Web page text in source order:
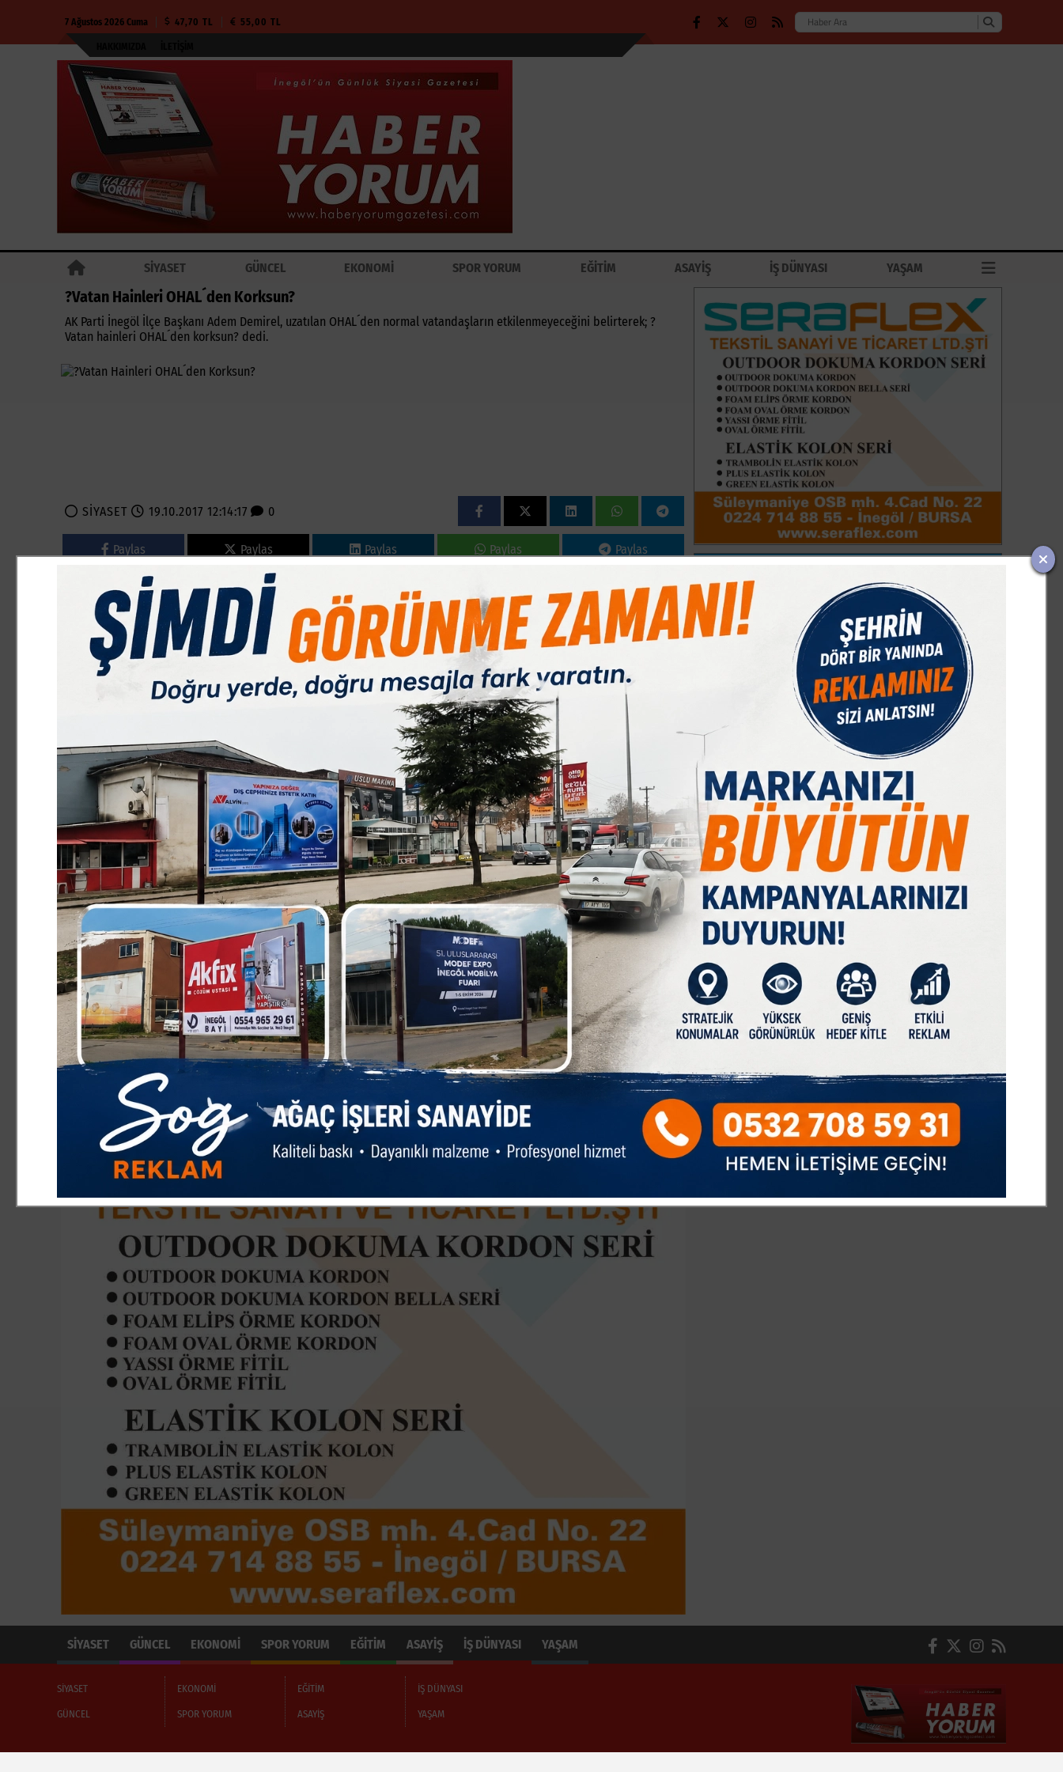
7 Ağustos 2026 Cuma 47,70 TL 55,00 TL
SİYASET GÜNCEL EKONOMİ SPOR YORUM EĞİTİM ASAYİŞ İŞ DÜNYASI YAŞAM
?Vatan Hainleri OHAL´den Korksun?
AK Parti İnegöl İlçe Başkanı Adem Demirel, uzatılan OHAL´den normal vatandaşların etkilenmeyeceğini belirterek; ?
Vatan hainleri OHAL´den korksun? dedi.
SİYASET 19.10.2017 12:14:17 0
Paylas Paylas Paylas Paylas Paylas
AK Parti İnegöl İlçe Başkanı Adem Demirel, 15 Temmuz Hain Darbe girişiminin ardından ilan edilen OHAL´in TBMM kararı ile 3
ay daha uzatılmasına ilişkin açıklamalarda bulundu.
TERÖRLE MÜCADELE ARTTI
Konu ile ilgili konuşan AK Parti İnegöl İlçe Başkanı Adem Demirel, ?OHAL, dün meclise sunulan Başbakanlık Teskeresinin
kabul edilmesiyle birlikte 3 ay daha uzatıldı. Vatana,millete,devletimize hayırlı olsun. Vatansever milletimiz bunu çok dikkate
almasın ancak vatana ihanet güdüleri ile hareket eden, devletin ve milletin birliğine,beraberliğine kast etmeye çalışan,
devletimizin işleyişini bozmaya kalkan teröristler bundan korksunlar. 3 ay daha uzatılan OHAL ile birlikte alınan tedbirler,
güvenlik güçlerimizin terörle mücadele konusunda yetkisini arttıracaktır. Normal bir vatandaşımız için OHAL´in uzatılması
yada uzatılmaması çok da önemli değildir. Çünkü OHAL normal vatandaşları uzaktan yakından etkilemez. 1,5 yıldır hiçbir
normal vatandaşımız OHAL´den etkilenmemiştir. Ama şu bir gerçek ki 1,5 yıldır uygulanan OHAL tedbirleri ile güvenlik
güçlerimizin terörle,uyuşturucu ve kaçakçılık ile mücadelede başarıları artmıştır. FETÖ,PKK,DAEŞ,DHKP-C gibi eli kanlı, hain
terör örgütleri topraklarımızda etkisini yitirene kadar mücadelemiz sürecektir. OHAL kararı ise bu mücadeleyi taçlandıracak
biraz daha hızlandıracaktır. Tekrar alınan OHAL´in uzatılması kararının vatana,millete,devletimize hayırlı olmasın temenni
ediyorum" dedi.
Haber ve Fotoğraf: Onurhan BAYRAKTAR
BIST 100
17695,08
%0,52
DOLAR
47,70
% 0,17
EURO
55,00
% 0,00
GRAM ALTIN
6572,51
% 1,25
Ç. ALTIN
10424,01
% 0,00
SİYASET GÜNCEL EKONOMİ SPOR YORUM EĞİTİM ASAYİŞ İŞ DÜNYASI YAŞAM
SİYASET
GÜNCEL
EKONOMİ
SPOR YORUM
EĞİTİM
ASAYİŞ
İŞ DÜNYASI
YAŞAM